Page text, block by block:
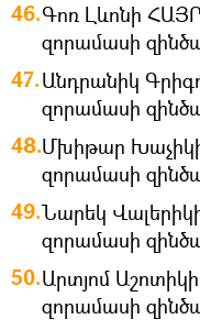
Գոռ Լևոնի
զորամասի
Անդրանիկ
զորամասի
Մխիթար
զորամասի
Նարեկ
զորամասի
Արտյոմ
զորամասի